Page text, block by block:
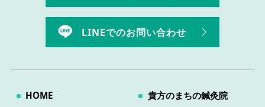
LINEでのお問い合わせ
HOME 貴方のまちの鍼灸院